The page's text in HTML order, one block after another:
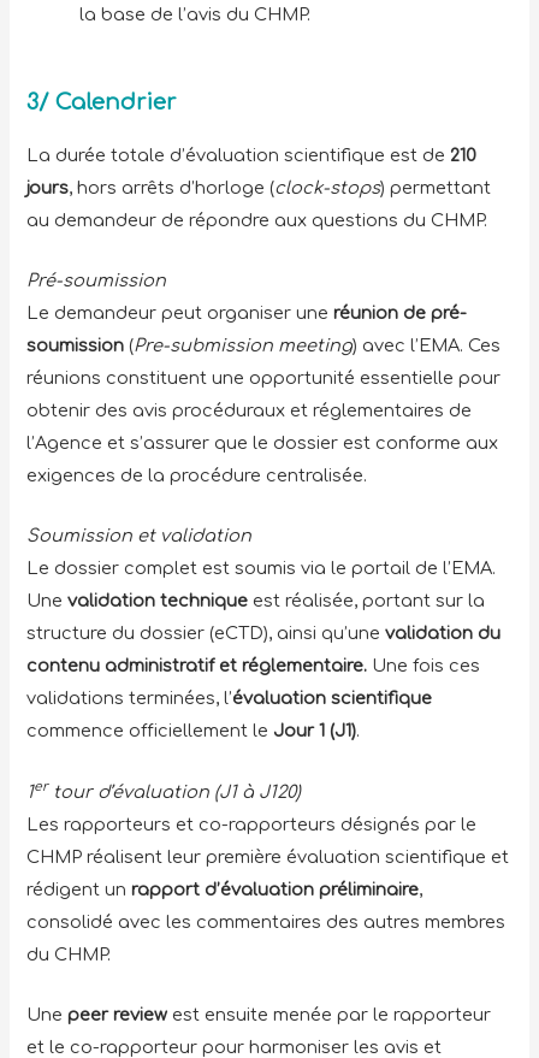
la base de l’avis du CHMP.
3/ Calendrier
La durée totale d’évaluation scientifique est de 210
jours, hors arrêts d’horloge (clock-stops) permettant
au demandeur de répondre aux questions du CHMP.
Pré-soumission
Le demandeur peut organiser uneréunion de pré-
soumission (Pre-submission meeting) avec l’EMA. Ces
réunions constituent une opportunité essentielle pour
obtenir des avis procéduraux et réglementaires de
l’Agence et s’assurer que le dossier est conforme aux
exigences de la procédure centralisée.
Soumission et validation
Le dossier complet est soumis via le portail de l’EMA.
Unevalidation technique est réalisée, portant sur la
structure du dossier (eCTD), ainsi qu’unevalidation du
contenu administratif et réglementaire. Une fois ces
validations terminées, l’évaluation scientifique
commence officiellement le Jour 1 (J1).
1er tour d’évaluation (J1 à J120)
Les rapporteurs et co-rapporteurs désignés par le
CHMP réalisent leur première évaluation scientifique et
rédigent unrapport d’évaluation préliminaire,
consolidé avec les commentaires des autres membres
du CHMP.
Unepeer review est ensuite menée par le rapporteur
et le co-rapporteur pour harmoniser les avis et